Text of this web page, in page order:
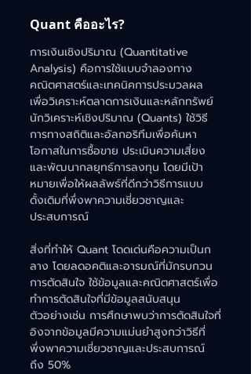
Quant คืออะไร?
การเงินเชิงปริมาณ (Quantitative
Analysis) คือการใช้แบบจำลองทาง
คณิตศาสตร์และเทคนิคการประมวลผล
เพื่อวิเคราะห์ตลาดการเงินและหลักทรัพย์
นักวิเคราะห์เชิงปริมาณ (Quants) ใช้วิธี
การทางสถิติและอัลกอริทึมเพื่อค้นหา
โอกาสในการซื้อขาย ประเมินความเสี่ยง
และพัฒนากลยุทธ์การลงทุน โดยมีเป้า
หมายเพื่อให้ผลลัพธ์ที่ดีกว่าวิธีการแบบ
ดั้งเดิมที่พึ่งพาความเชี่ยวชาญและ
ประสบการณ์
สิ่งที่ทำให้ Quant โดดเด่นคือความเป็นก
ลาง โดยลดอคติและอารมณ์ที่มักรบกวน
การตัดสินใจ ใช้ข้อมูลและคณิตศาสตร์เพื่อ
ทำการตัดสินใจที่มีข้อมูลสนับสนุน
ตัวอย่างเช่น การศึกษาพบว่าการตัดสินใจที่
อิงจากข้อมูลมีความแม่นยำสูงกว่าวิธีที่
พึ่งพาความเชี่ยวชาญและประสบการณ์
ถึง 50%